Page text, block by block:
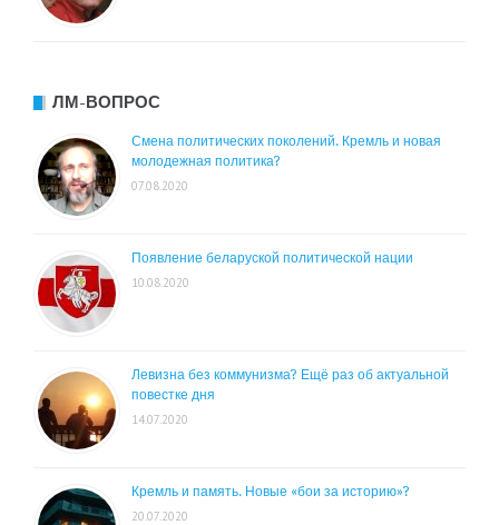
ЛМ-ВОПРОС
Смена политических поколений. Кремль и новая
молодежная политика?
07.08.2020
Появление беларуской политической нации
10.08.2020
Левизна без коммунизма? Ещё раз об актуальной
повестке дня
14.07.2020
Кремль и память. Новые «бои за историю»?
20.07.2020